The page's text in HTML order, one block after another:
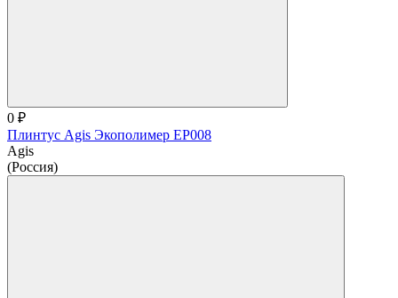
0 ₽
Плинтус Agis Экополимер EP008
Agis
(Россия)